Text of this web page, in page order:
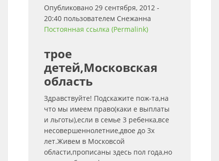
Опубликовано 29 сентября, 2012 -
20:40 пользователем Снежанна
Постоянная ссылка (Permalink)
трое
детей,Московская
область
Здравствуйте! Подскажите пож-та,на
что мы имеем право(каки е выплаты
и льготы),если в семье 3 ребенка,все
несовершеннолетние,двое до 3х
лет.Живем в Московсой
области,прописаны здесь пол года,но